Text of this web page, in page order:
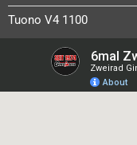
Tuono V4 1100